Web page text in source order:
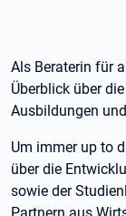
Als Beraterin für
Überblick über
Ausbildungen
Um immer up to
über die
sowie der